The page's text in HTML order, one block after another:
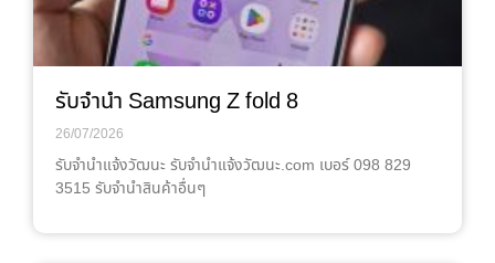
รับจำนำ Samsung Z fold 8
26/07/2026
รับจํานําแจ้งวัฒนะ รับจํานําแจ้งวัฒนะ.com เบอร์ 098 829
3515 รับจำนำสินค้าอื่นๆ